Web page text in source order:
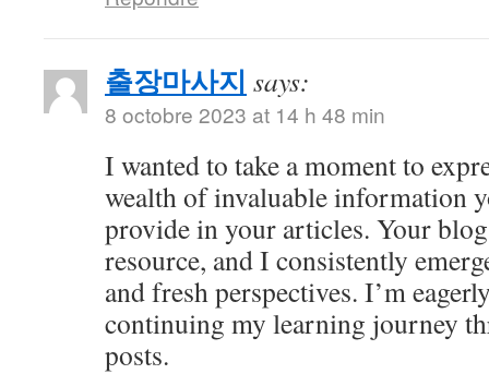
출장마사지 says:
8 octobre 2023 at 14 h 48 min
I wanted to take a moment to
wealth of invaluable information
provide in your articles. Your
resource, and I consistently
and fresh perspectives. I’m
continuing my learning journey
posts.